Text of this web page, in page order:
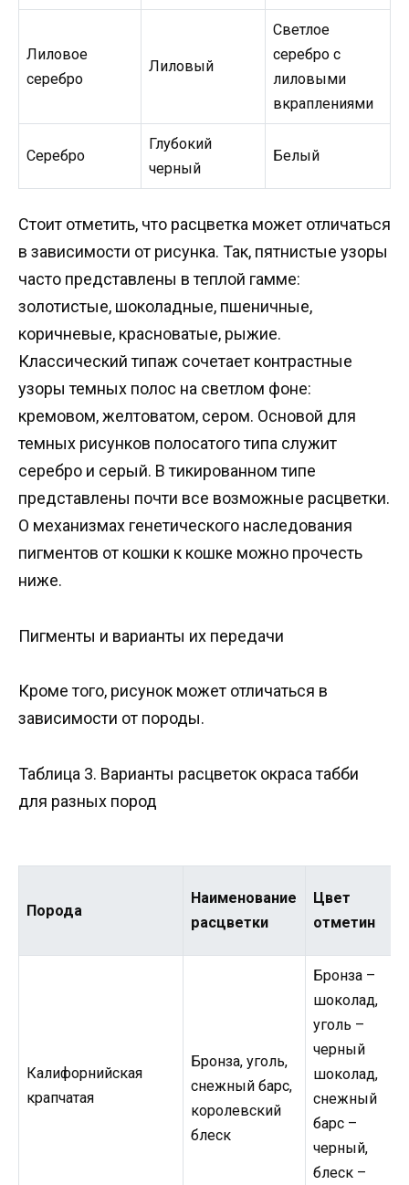
Лиловое
серебро
Лиловый
Светлое
серебро с
лиловыми
вкраплениями
Серебро
Глубокий
черный
Белый
Стоит отметить, что расцветка может отличаться
в зависимости от рисунка. Так, пятнистые узоры
часто представлены в теплой гамме:
золотистые, шоколадные, пшеничные,
коричневые, красноватые, рыжие.
Классический типаж сочетает контрастные
узоры темных полос на светлом фоне:
кремовом, желтоватом, сером. Основой для
темных рисунков полосатого типа служит
серебро и серый. В тикированном типе
представлены почти все возможные расцветки.
О механизмах генетического наследования
пигментов от кошки к кошке можно прочесть
ниже.
Пигменты и варианты их передачи
Кроме того, рисунок может отличаться в
зависимости от породы.
Таблица 3. Варианты расцветок окраса табби
для разных пород
Порода
Наименование
расцветки
Цвет
отметин
Калифорнийская
крапчатая
Бронза, уголь,
снежный барс,
королевский
блеск
Бронза –
шоколад,
уголь –
черный
шоколад,
снежный
барс –
черный,
блеск –